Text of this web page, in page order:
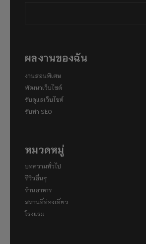
ผลงานของฉัน
งานสอนพิเศษ
พัฒนาเว็บไซต์
รับดูแลเว็บไซต์
รับทำ SEO
หมวดหมู่
บทความทั่วไป
รีวิวอื่นๆ
ร้านอาหาร
สถานที่ท่องเที่ยว
โรงแรม